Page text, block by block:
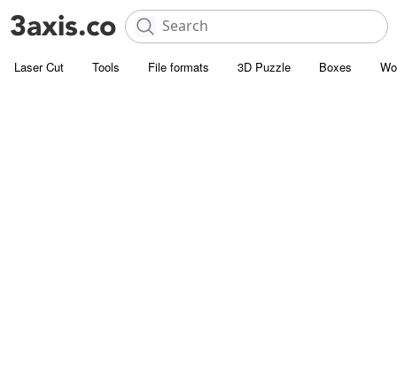
Laser Cut Tools File formats 3D Puzzle Boxes